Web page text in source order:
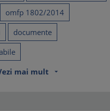
omfp 1802/2014
documente
mai mult arrow_drop_down